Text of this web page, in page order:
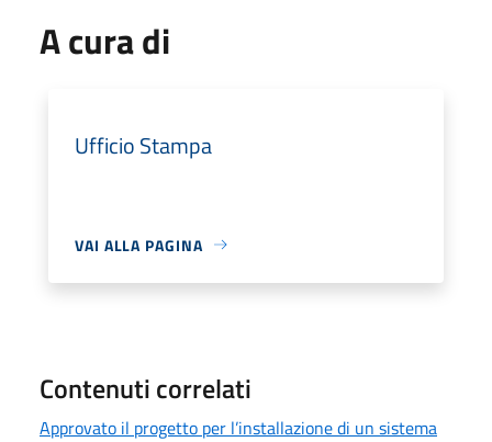
A cura di
Ufficio Stampa
VAI ALLA PAGINA
Contenuti correlati
Approvato il progetto per l’installazione di un sistema